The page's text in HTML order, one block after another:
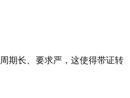
期长、要求严，这使得带证转